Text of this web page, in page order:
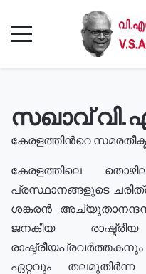
സഖാവ്
കേരളത്തിൻറെ
കേരളത്തിലെ
പ്രസ്ഥാനങ്ങളുടെ
ശങ്കരൻ
ജനകീയ
രാഷ്ട്രീയപ്രവർത്തകനും
ഏറ്റവും